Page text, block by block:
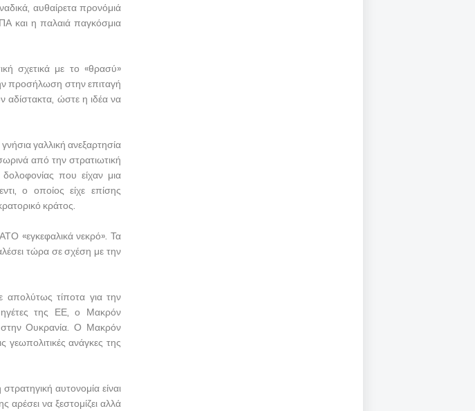
αυθαίρετα προνόμιά
και η παλαιά παγκόσμια
σχετικά με το «θρασύ»
προσήλωση στην επιταγή
αδίστακτα, ώστε η ιδέα να
γαλλική ανεξαρτησία
από την στρατιωτική
που είχαν μια
ο οποίος είχε επίσης
κράτος.
«εγκεφαλικά νεκρό». Τα
τώρα σε σχέση με την
τίποτα για την
ηγέτες της ΕΕ, ο Μακρόν
Ουκρανία. Ο Μακρόν
ανάγκες της
αυτονομία είναι
αρέσει να ξεστομίζει αλλά